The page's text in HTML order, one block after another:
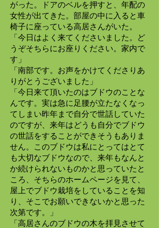
がった。ドアのベルを押すと、年配の
女性が出てきた。部屋の中に入ると車
椅子に座っている高居さんがいた。
「今日はよく来てくださいました。ど
うぞそちらにお座りください。家内で
す」
「南部です。お声をかけてくださりあ
りがとうございました」
「今日来て頂いたのはブドウのことな
んです。実は急に足腰が立たなくなっ
てしまい昨年まで自分で世話していた
のですが、来年はどうも自分でブドウ
の世話をすることができそうもありま
せん。このブドウは私にとってはとて
も大切なブドウなので、来年もなんと
か続けられないものかと思っていたと
ころ、そちらのホームページを見て、
屋上でブドウ栽培をしていることを知
り、そこでお願いできないかと思った
次第です。」
「高居さんのブドウの木を拝見させて